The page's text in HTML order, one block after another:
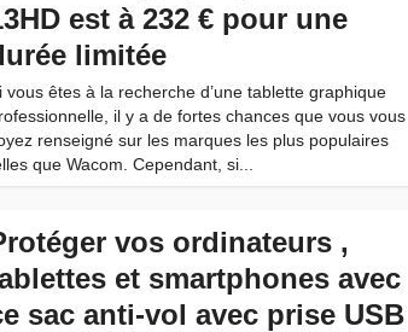
est à 232 € pour une
limitée
vous êtes à la recherche d’une tablette graphique
il y a de fortes chances que vous vous
renseigné sur les marques les plus populaires
que Wacom. Cependant, si...
vos ordinateurs ,
et smartphones avec
sac anti-vol avec prise USB